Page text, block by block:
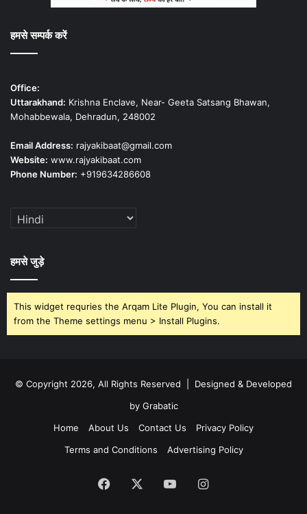
हमसे सम्पर्क करें
Office:
Uttarakhand: Krishna Enclave, Near- Geeta Satsang Bhawan,
Mohabbewala, Dehradun, 248002
Email Address: rajyakibaat@gmail.com
Website: www.rajyakibaat.com
Phone Number: +919634286608
हमसे जुड़े
This widget requries the Arqam Lite Plugin, You can install it
from the Theme settings menu > Install Plugins.
© Copyright 2026, All Rights Reserved | Designed & Developed
by Grabatic
Home
About Us Contact Us
Privacy Policy
Terms and Conditions
Advertising Policy
Facebook YouTubeInstagram